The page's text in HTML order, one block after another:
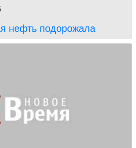
нефть подорожала